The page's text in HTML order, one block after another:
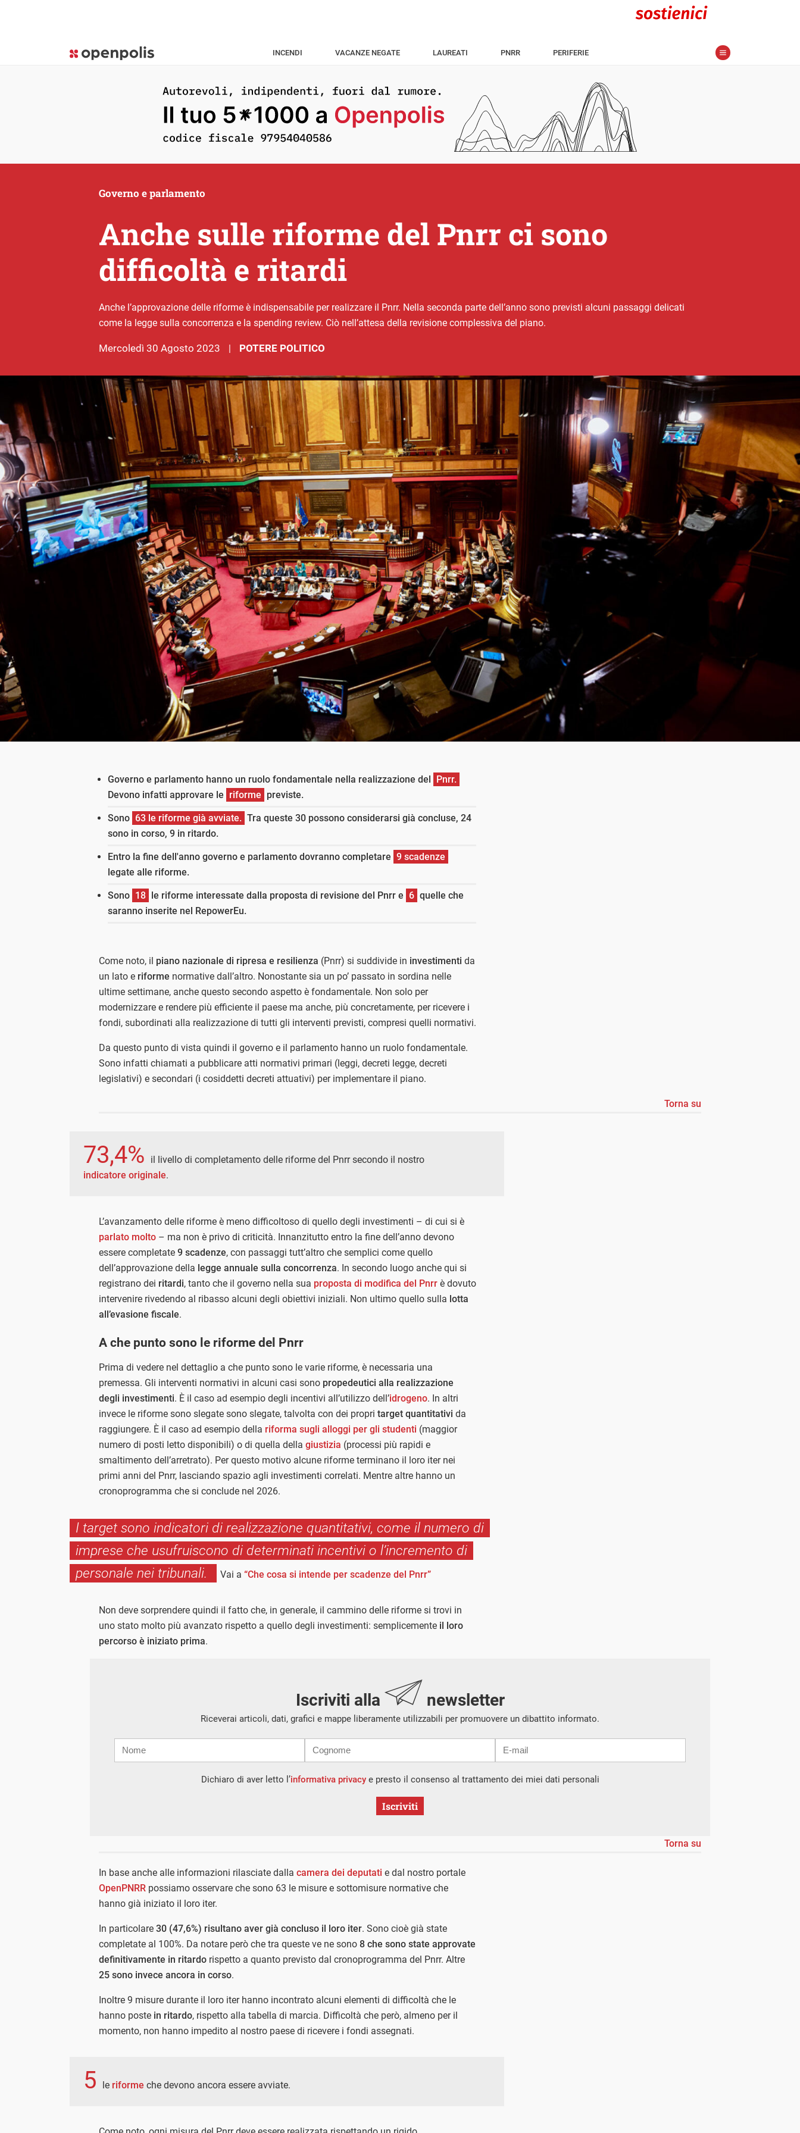
INCENDI VACANZE NEGATE LAUREATI PNRR PERIFERIE
Anche sulle riforme del Pnrr ci sono
difficoltà e ritardi
Governo e parlamento
Anche l’approvazione delle riforme è indispensabile per realizzare il Pnrr. Nella seconda parte dell’anno sono previsti alcuni passaggi delicati
come la legge sulla concorrenza e la spending review. Ciò nell’attesa della revisione complessiva del piano.
mercoledì 30 Agosto 2023 | POTERE POLITICO
Governo e parlamento hanno un ruolo fondamentale nella realizzazione del Pnrr.
Devono infatti approvare le riforme previste.
Sono 63 le riforme già avviate. Tra queste 30 possono considerarsi già concluse, 24
sono in corso, 9 in ritardo.
Entro la fine dell'anno governo e parlamento dovranno completare 9 scadenze
legate alle riforme.
Sono 18 le riforme interessate dalla proposta di revisione del Pnrr e 6 quelle che
saranno inserite nel RepowerEu.
Come noto, il piano nazionale di ripresa e resilienza (Pnrr) si suddivide in investimenti da
un lato e riforme normative dall’altro. Nonostante sia un po’ passato in sordina nelle
ultime settimane, anche questo secondo aspetto è fondamentale. Non solo per
modernizzare e rendere più efficiente il paese ma anche, più concretamente, per ricevere i
fondi, subordinati alla realizzazione di tutti gli interventi previsti, compresi quelli normativi.
Da questo punto di vista quindi il governo e il parlamento hanno un ruolo fondamentale.
Sono infatti chiamati a pubblicare atti normativi primari (leggi, decreti legge, decreti
legislativi) e secondari (i cosiddetti decreti attuativi) per implementare il piano.
Torna su
73,4%
il livello di completamento delle riforme del Pnrr secondo il nostro
indicatore originale.
L’avanzamento delle riforme è meno difficoltoso di quello degli investimenti – di cui si è
parlato molto – ma non è privo di criticità. Innanzitutto entro la fine dell’anno devono
essere completate 9 scadenze, con passaggi tutt’altro che semplici come quello
dell’approvazione della legge annuale sulla concorrenza. In secondo luogo anche qui si
registrano dei ritardi, tanto che il governo nella sua proposta di modifica del Pnrr è dovuto
intervenire rivedendo al ribasso alcuni degli obiettivi iniziali. Non ultimo quello sulla lotta
all’evasione fiscale.
A che punto sono le riforme del Pnrr
Prima di vedere nel dettaglio a che punto sono le varie riforme, è necessaria una
premessa. Gli interventi normativi in alcuni casi sono propedeutici alla realizzazione
degli investimenti. È il caso ad esempio degli incentivi all’utilizzo dell’idrogeno. In altri
invece le riforme sono slegate sono slegate, talvolta con dei propri target quantitativi da
raggiungere. È il caso ad esempio della riforma sugli alloggi per gli studenti (maggior
numero di posti letto disponibili) o di quella della giustizia (processi più rapidi e
smaltimento dell’arretrato). Per questo motivo alcune riforme terminano il loro iter nei
primi anni del Pnrr, lasciando spazio agli investimenti correlati. Mentre altre hanno un
cronoprogramma che si conclude nel 2026.
I target sono indicatori di realizzazione quantitativi, come il numero di
imprese che usufruiscono di determinati incentivi o l’incremento di
personale nei tribunali.
Vai a “Che cosa si intende per scadenze del Pnrr”
Non deve sorprendere quindi il fatto che, in generale, il cammino delle riforme si trovi in
uno stato molto più avanzato rispetto a quello degli investimenti: semplicemente il loro
percorso è iniziato prima.
Iscriviti alla newsletter
Riceverai articoli, dati, grafici e mappe liberamente utilizzabili per promuovere un dibattito informato.
mail
Dichiaro di aver letto l’informativa privacye presto il consenso al trattamento dei miei dati personali
Iscriviti
Torna su
In base anche alle informazioni rilasciate dalla camera dei deputati e dal nostro portale
OpenPNRR possiamo osservare che sono 63 le misure e sottomisure normative che
hanno già iniziato il loro iter.
In particolare 30 (47,6%) risultano aver già concluso il loro iter. Sono cioè già state
completate al 100%. Da notare però che tra queste ve ne sono 8 che sono state approvate
definitivamente in ritardo rispetto a quanto previsto dal cronoprogramma del Pnrr. Altre
25 sono invece ancora in corso.
Inoltre 9 misure durante il loro iter hanno incontrato alcuni elementi di difficoltà che le
hanno poste in ritardo, rispetto alla tabella di marcia. Difficoltà che però, almeno per il
momento, non hanno impedito al nostro paese di ricevere i fondi assegnati.
5 le riforme che devono ancora essere avviate.